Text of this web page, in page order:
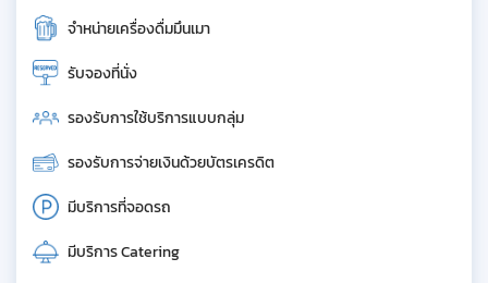
จำหน่ายเครื่องดื่มมึนเมา
รับจองที่นั่ง
รองรับการใช้บริการแบบกลุ่ม
รองรับการจ่ายเงินด้วยบัตรเครดิต
มีบริการที่จอดรถ
มีบริการ Catering